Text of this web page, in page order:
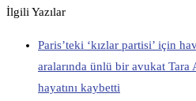
İlgili Yazılar
Paris’teki ‘kızlar partisi’ için
aralarında ünlü bir avukat
hayatını kaybetti